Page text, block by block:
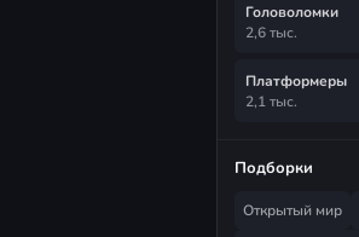
Головоломки
2,6 тыс.
Платформеры
2,1 тыс.
Подборки
Открытый мир